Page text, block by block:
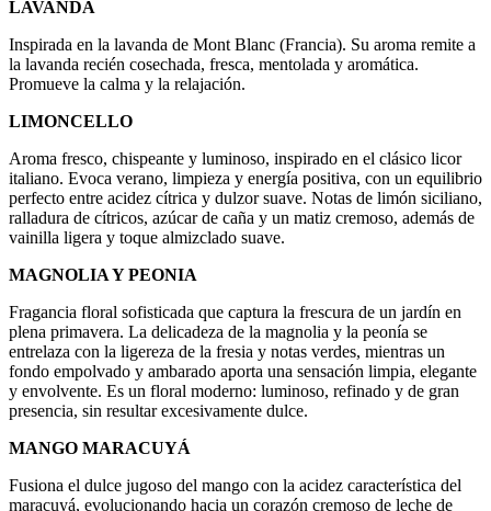
LAVANDA
Inspirada en la lavanda de Mont Blanc (Francia). Su aroma remite a
la lavanda recién cosechada, fresca, mentolada y aromática.
Promueve la calma y la relajación.
LIMONCELLO
Aroma fresco, chispeante y luminoso, inspirado en el clásico licor
italiano. Evoca verano, limpieza y energía positiva, con un equilibrio
perfecto entre acidez cítrica y dulzor suave. Notas de limón siciliano,
ralladura de cítricos, azúcar de caña y un matiz cremoso, además de
vainilla ligera y toque almizclado suave.
MAGNOLIA Y PEONIA
Fragancia floral sofisticada que captura la frescura de un jardín en
plena primavera. La delicadeza de la magnolia y la peonía se
entrelaza con la ligereza de la fresia y notas verdes, mientras un
fondo empolvado y ambarado aporta una sensación limpia, elegante
y envolvente. Es un floral moderno: luminoso, refinado y de gran
presencia, sin resultar excesivamente dulce.
MANGO MARACUYÁ
Fusiona el dulce jugoso del mango con la acidez característica del
maracuyá, evolucionando hacia un corazón cremoso de leche de